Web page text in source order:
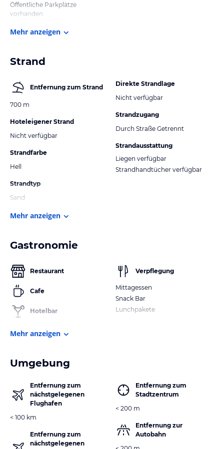
Öffentliche Parkplätze
vorhanden
Mehr anzeigen
Strand
Entfernung zum Strand
700 m
Hoteleigener Strand
Nicht verfügbar
Strandfarbe
Hell
Strandtyp
Sand
Direkte Strandlage
Nicht verfügbar
Strandzugang
Durch Straße Getrennt
Strandausstattung
Liegen verfügbar
Strandhandtücher verfügbar
Mehr anzeigen
Gastronomie
Restaurant
Cafe
Hotelbar
Verpflegung
Mittagessen
Snack Bar
Lunchpakete
Mehr anzeigen
Umgebung
Entfernung zum
nächstgelegenen
Flughafen
< 100 km
Entfernung zum
nächstgelegenen
Entfernung zum
Stadtzentrum
< 200 m
Entfernung zur
Autobahn